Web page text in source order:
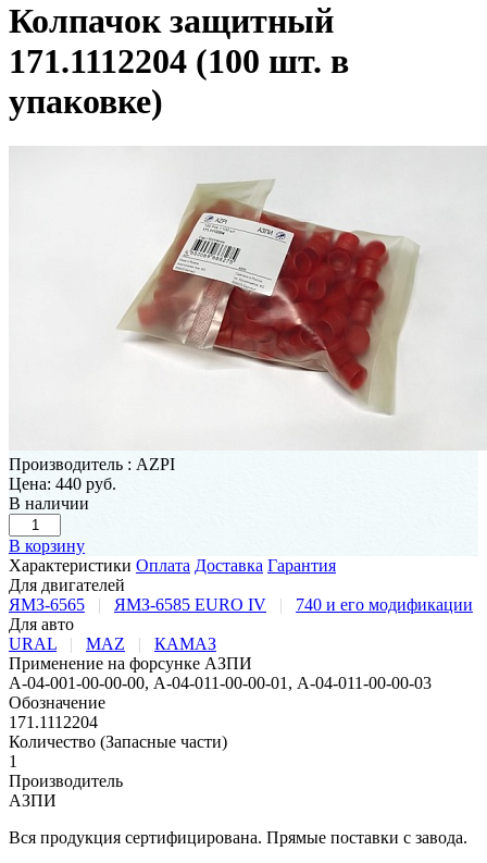
Колпачок защитный
171.1112204 (100 шт. в
упаковке)
Производитель : AZPI
Цена: 440 руб.
В наличии
В корзину
Характеристики Оплата Доставка Гарантия
Для двигателей
ЯМЗ-6565
| ЯМЗ-6585 EURO IV |
740 и его модификации
Для авто
URAL
| MAZ |
КАМАЗ
Применение на форсунке АЗПИ
А-04-001-00-00-00, А-04-011-00-00-01, А-04-011-00-00-03
Обозначение
171.1112204
Количество (Запасные части)
1
Производитель
АЗПИ
Вся продукция сертифицирована. Прямые поставки с завода.